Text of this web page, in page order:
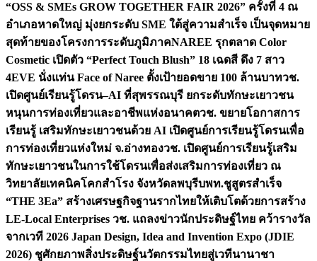
“OSS & SMEs GROW TOGETHER FAIR 2026” ครั้งที่ 4 ณ
อำเภอหาดใหญ่ มุ่งยกระดับ SME ใต้สู่ความสำเร็จ เป็นจุดหมาย
สุดท้ายของโครงการระดับภูมิภาคNAREE รุกตลาด Color
Cosmetic เปิดตัว “Perfect Touch Blush” 18 เฉดสี ดึง 7 สาว
4EVE นั่งแท่น Face of Naree ตั้งเป้ายอดขาย 100 ล้านบาทวช.
เปิดศูนย์เรียนรู้โดรน–AI ที่สุพรรณบุรี ยกระดับทักษะเยาวชน
หนุนการท่องเที่ยวและอาชีพแห่งอนาคตวช. ขยายโอกาสการ
เรียนรู้ เสริมทักษะเยาวชนด้วย AI เปิดศูนย์การเรียนรู้โดรนเพื่อ
การท่องเที่ยวแห่งใหม่ จ.อ่างทองวช. เปิดศูนย์การเรียนรู้เสริม
ทักษะเยาวชนในการใช้โดรนเพื่อส่งเสริมการท่องเที่ยว ณ
วิทยาลัยเทคนิคโคกสำโรง จังหวัดลพบุรีบพท.ชูสูตรสำเร็จ
“THE 3Ea” สร้างเศรษฐกิจฐานรากไทยให้เติบโตด้วยการสร้าง
LE-Local Enterprises วช. แถลงข่าวนักประดิษฐ์ไทย คว้ารางวัล
จากเวที 2026 Japan Design, Idea and Invention Expo (JDIE
2026) ชูศักยภาพสิ่งประดิษฐ์นวัตกรรมไทยสู่เวทีนานาชา